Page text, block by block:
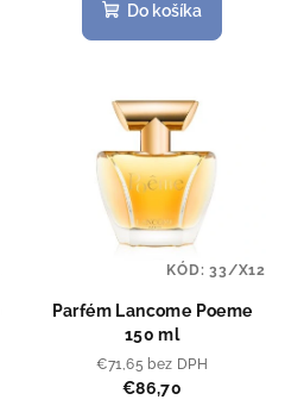
Do košíka
Parfém Lancome Poeme
150 ml
€71,65 bez DPH
€86,70
KÓD:33/X12